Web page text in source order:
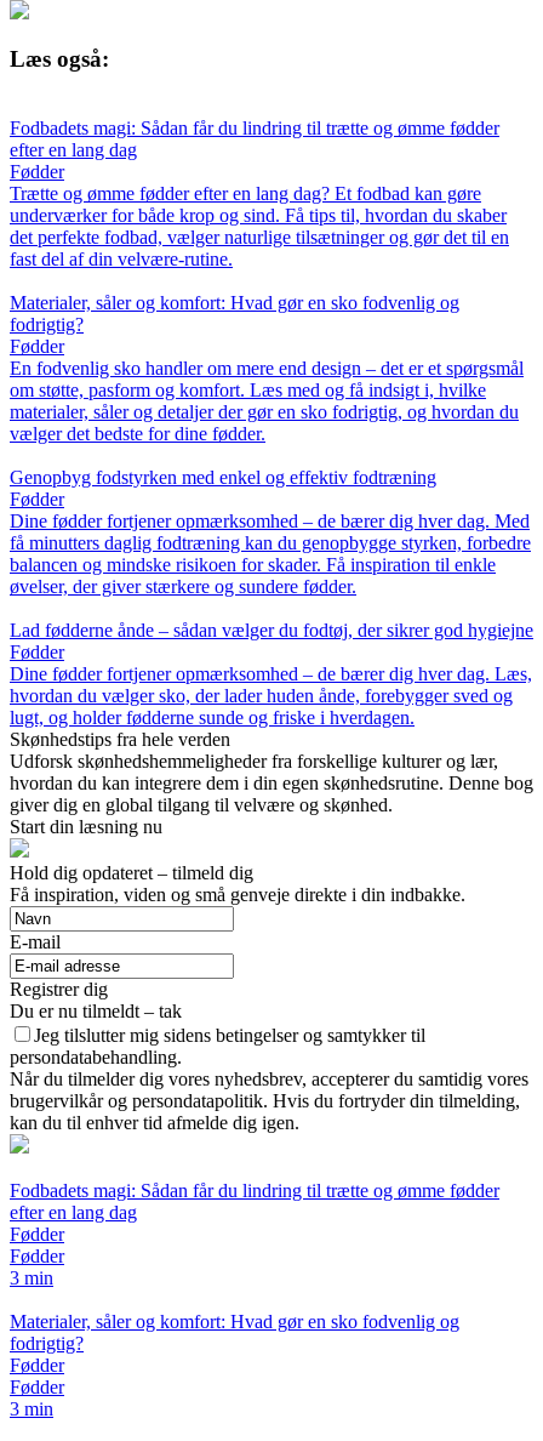
Læs også:
Fodbadets magi: Sådan får du lindring til trætte og ømme fødder
efter en lang dag
Fødder
Trætte og ømme fødder efter en lang dag? Et fodbad kan gøre
underværker for både krop og sind. Få tips til, hvordan du skaber
det perfekte fodbad, vælger naturlige tilsætninger og gør det til en
fast del af din velvære-rutine.
Materialer, såler og komfort: Hvad gør en sko fodvenlig og
fodrigtig?
Fødder
En fodvenlig sko handler om mere end design – det er et spørgsmål
om støtte, pasform og komfort. Læs med og få indsigt i, hvilke
materialer, såler og detaljer der gør en sko fodrigtig, og hvordan du
vælger det bedste for dine fødder.
Genopbyg fodstyrken med enkel og effektiv fodtræning
Fødder
Dine fødder fortjener opmærksomhed – de bærer dig hver dag. Med
få minutters daglig fodtræning kan du genopbygge styrken, forbedre
balancen og mindske risikoen for skader. Få inspiration til enkle
øvelser, der giver stærkere og sundere fødder.
Lad fødderne ånde – sådan vælger du fodtøj, der sikrer god hygiejne
Fødder
Dine fødder fortjener opmærksomhed – de bærer dig hver dag. Læs,
hvordan du vælger sko, der lader huden ånde, forebygger sved og
lugt, og holder fødderne sunde og friske i hverdagen.
Skønhedstips fra hele verden
Udforsk skønhedshemmeligheder fra forskellige kulturer og lær,
hvordan du kan integrere dem i din egen skønhedsrutine. Denne bog
giver dig en global tilgang til velvære og skønhed.
Start din læsning nu
Hold dig opdateret – tilmeld dig
Få inspiration, viden og små genveje direkte i din indbakke.
E-mail
Registrer dig
Du er nu tilmeldt – tak
Jeg tilslutter mig sidens betingelser og samtykker til
persondatabehandling.
Når du tilmelder dig vores nyhedsbrev, accepterer du samtidig vores
brugervilkår og persondatapolitik. Hvis du fortryder din tilmelding,
kan du til enhver tid afmelde dig igen.
Fodbadets magi: Sådan får du lindring til trætte og ømme fødder
efter en lang dag
Fødder
Fødder
3 min
Materialer, såler og komfort: Hvad gør en sko fodvenlig og
fodrigtig?
Fødder
Fødder
3 min